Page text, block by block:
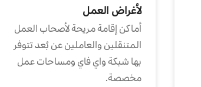
لأغراض العمل
أماكن إقامة مريحة لأصحاب العمل
المتنقلين والعاملين عن بُعد تتوفر
بها شبكة واي فاي ومساحات عمل
مخصصة.